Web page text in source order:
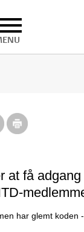
at få
har glemt koden -